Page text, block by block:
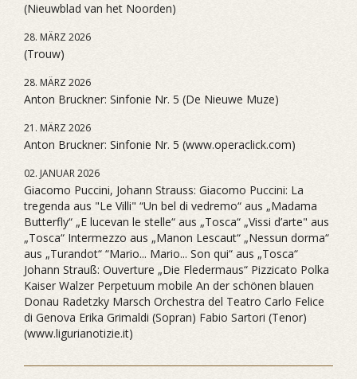
(Nieuwblad van het Noorden)
28. MÄRZ 2026
(Trouw)
28. MÄRZ 2026
Anton Bruckner: Sinfonie Nr. 5 (De Nieuwe Muze)
21. MÄRZ 2026
Anton Bruckner: Sinfonie Nr. 5 (www.operaclick.com)
02. JANUAR 2026
Giacomo Puccini, Johann Strauss: Giacomo Puccini: La
tregenda aus "Le Villi" “Un bel di vedremo“ aus „Madama
Butterfly“ „E lucevan le stelle“ aus „Tosca“ „Vissi d’arte" aus
„Tosca“ Intermezzo aus „Manon Lescaut“ „Nessun dorma“
aus „Turandot“ “Mario... Mario... Son qui“ aus „Tosca“
Johann Strauß: Ouverture „Die Fledermaus“ Pizzicato Polka
Kaiser Walzer Perpetuum mobile An der schönen blauen
Donau Radetzky Marsch Orchestra del Teatro Carlo Felice
di Genova Erika Grimaldi (Sopran) Fabio Sartori (Tenor)
(www.ligurianotizie.it)